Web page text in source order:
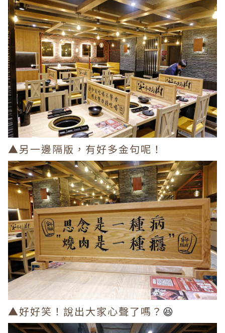
▲另一邊隔版，有好多金句呢！
▲好好笑！說出大家心聲了嗎？ 😆